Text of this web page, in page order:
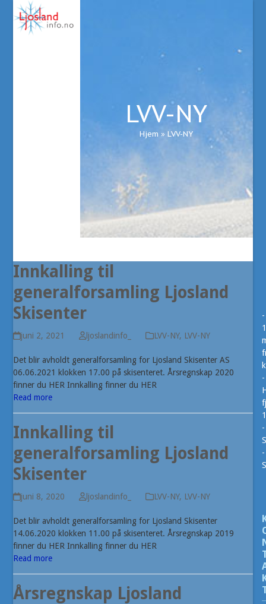
content
Open
mobile
Close
mobile
LVV-NY
Hjem »LVV-NY
Innkalling til
generalforsamling Ljosland
Skisenter
juni 2, 2021 ljoslandinfo_ LVV-NY, LVV-NY
Det blir avholdt generalforsamling for Ljosland Skisenter AS
06.06.2021 klokken 17.00 på skisenteret. Årsregnskap 2020
finner du HER Innkalling finner du HER
Read more
Innkalling til
generalforsamling Ljosland
Skisenter
juni 8, 2020 ljoslandinfo_ LVV-NY, LVV-NY
Det blir avholdt generalforsamling for Ljosland Skisenter
14.06.2020 klokken 11.00 på skisenteret. Årsregnskap 2019
finner du HER Innkalling finner du HER
Read more
Årsregnskap Ljosland
-
-
-
-